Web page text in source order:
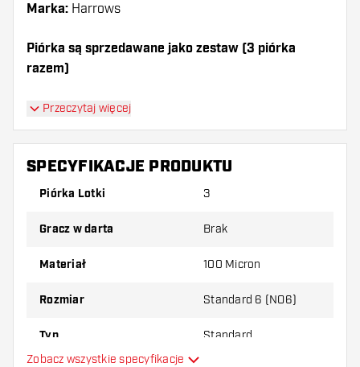
Marka: Harrows
Piórka są sprzedawane jako zestaw (3 piórka
razem)
Dartshopper tip!
Upewnij się, że masz pod ręką dużo piórek i
shaftów. Mogą one zostać uszkodzone lub
Wypróbuj inny kształt, materiał lub grubość
najbardziej Ci odpowiada!
Przeczytaj więcej
SPECYFIKACJE PRODUKTU
Piórka Lotki 3
Gracz w darta Brak
Materiał 100 Micron
Rozmiar Standard 6 (NO6)
Typ Standard
Zobacz wszystkie specyfikacje